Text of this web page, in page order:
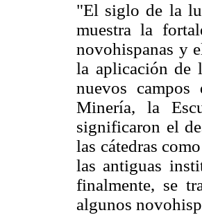
"El siglo de la
muestra la
novohispanas y
la aplicación de
nuevos
Minería, la
significaron el
las cátedras
las antiguas
finalmente, se
algunos